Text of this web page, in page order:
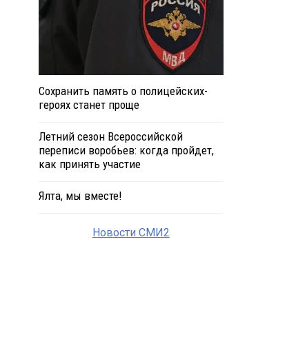
Сохранить память о полицейских-
героях станет проще
Летний сезон Всероссийской
переписи воробьев: когда пройдет,
как принять участие
Ялта, мы вместе!
Новости СМИ2